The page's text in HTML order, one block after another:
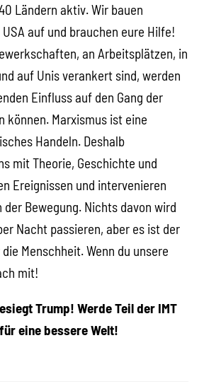
Ländern aktiv. Wir bauen
auf und brauchen eure Hilfe!
an Arbeitsplätzen, in
auf Unis verankert sind, werden
Einfluss auf den Gang der
können. Marxismus ist eine
Handeln. Deshalb
mit Theorie, Geschichte und
Ereignissen und intervenieren
Bewegung. Nichts davon wird
Nacht passieren, aber es ist der
Menschheit. Wenn du unsere
mit!
Trump! Werde Teil der IMT
eine bessere Welt!